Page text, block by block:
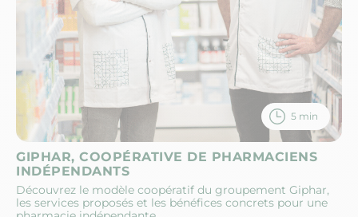
5 min
GIPHAR, COOPÉRATIVE DE PHARMACIENS
INDÉPENDANTS
Découvrez le modèle coopératif du groupement Giphar,
les services proposés et les bénéfices concrets pour une